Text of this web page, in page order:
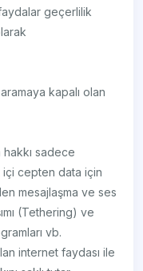
geçerlilik
kapalı olan
hakkı sadece
içi cepten data için
mesajlaşma ve ses
(Tethering) ve
vb.
internet faydası ile